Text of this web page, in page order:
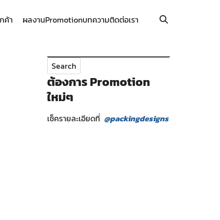
ค้า ผลงานPromotionบทความติดต่อเรา
ต้องการ Promotion
ใหม่ๆ
เช็ครายละเอียดที่ @packingdesigns